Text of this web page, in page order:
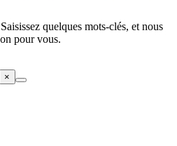
quelques mots-clés, et nous
pour vous.